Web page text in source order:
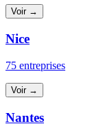
Voir →
Nice
75 entreprises
Voir →
Nantes